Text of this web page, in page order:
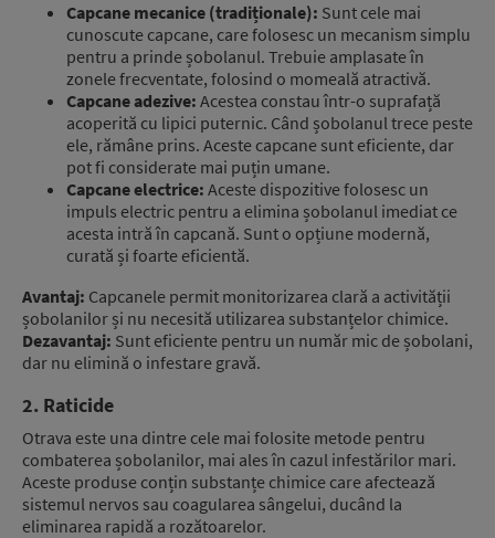
Capcane mecanice (tradiționale): Sunt cele mai
cunoscute capcane, care folosesc un mecanism simplu
pentru a prinde șobolanul. Trebuie amplasate în
zonele frecventate, folosind o momeală atractivă.
Capcane adezive: Acestea constau într-o suprafață
acoperită cu lipici puternic. Când șobolanul trece peste
ele, rămâne prins. Aceste capcane sunt eficiente, dar
pot fi considerate mai puțin umane.
Capcane electrice: Aceste dispozitive folosesc un
impuls electric pentru a elimina șobolanul imediat ce
acesta intră în capcană. Sunt o opțiune modernă,
curată și foarte eficientă.
Avantaj: Capcanele permit monitorizarea clară a activității
șobolanilor și nu necesită utilizarea substanțelor chimice.
Dezavantaj: Sunt eficiente pentru un număr mic de șobolani,
dar nu elimină o infestare gravă.
2. Raticide
Otrava este una dintre cele mai folosite metode pentru
combaterea șobolanilor, mai ales în cazul infestărilor mari.
Aceste produse conțin substanțe chimice care afectează
sistemul nervos sau coagularea sângelui, ducând la
eliminarea rapidă a rozătoarelor.